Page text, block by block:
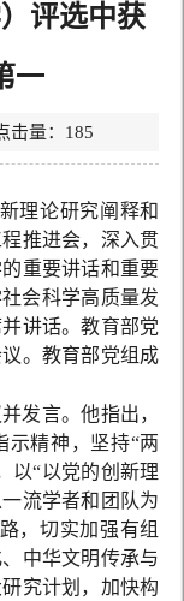
评选中获
一
量： 185
理论研究阐释和
推进会，深入贯
重要讲话和重要
会科学高质量发
讲话。教育部党
。教育部党组成
发言。他指出，
示精神，坚持“两
以“以党的创新理
流学者和团队为
，切实加强有组
中华文明传承与
究计划，加快构